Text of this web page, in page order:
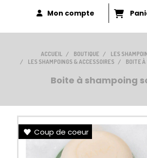
Mon compte
ACCUEIL BOUTIQUE
LES
LES SHAMPOINGS & ACCESSOIRES
BOITE À
Boite à shampoing
Coup de coeur